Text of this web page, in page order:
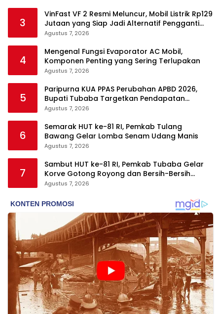
3
VinFast VF 2 Resmi Meluncur, Mobil Listrik Rp129
Jutaan yang Siap Jadi Alternatif Pengganti
Motor
Agustus 7, 2026
4
Mengenal Fungsi Evaporator AC Mobil,
Komponen Penting yang Sering Terlupakan
Agustus 7, 2026
5
Paripurna KUA PPAS Perubahan APBD 2026,
Bupati Tubaba Targetkan Pendapatan
Daerah Rp820,3 Miliar
Agustus 7, 2026
6
Semarak HUT ke-81 RI, Pemkab Tulang
Bawang Gelar Lomba Senam Udang Manis
Agustus 7, 2026
7
Sambut HUT ke-81 RI, Pemkab Tubaba Gelar
Korve Gotong Royong dan Bersih-Bersih
Serentak
Agustus 7, 2026